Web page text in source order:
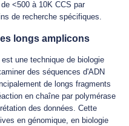
<500 à 10K CCS par
de recherche spécifiques.
longs amplicons
une technique de biologie
des séquences d'ADN
de longs fragments
en chaîne par polymérase
des données. Cette
en génomique, en biologie